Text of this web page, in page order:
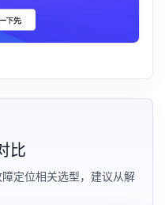
比
定位相关选型，建议从解